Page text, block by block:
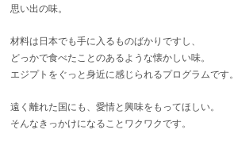
思い出の味。
材料は日本でも手に入るものばかりですし、
どっかで食べたことのあるような懐かしい味。
エジプトをぐっと身近に感じられるプログラムです。
遠く離れた国にも、愛情と興味をもってほしい。
そんなきっかけになることワクワクです。